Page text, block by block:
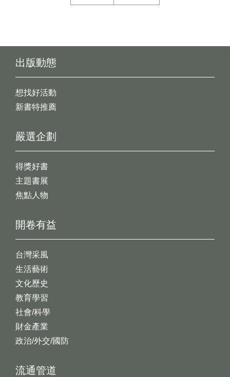
出版動態
想找好活動
新書特推薦
開卷有益
台灣采風
生活藝術
文化歷史
教育學習
社會/科學
財金產業
政治/外交/國防
嚴選企劃
得獎好書
主題書展
焦點人物
流通管道